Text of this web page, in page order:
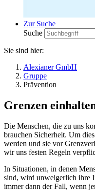
Zur Suche
Suche
Sie sind hier:
Alexianer GmbH
Gruppe
Prävention
Grenzen
Die Menschen, die zu uns
brauchen Sicherheit. Um
werden und sie vor
wir uns festen Regeln
In Situationen, in denen
sind, wird unweigerlich ihre
immer dann der Fall, wenn